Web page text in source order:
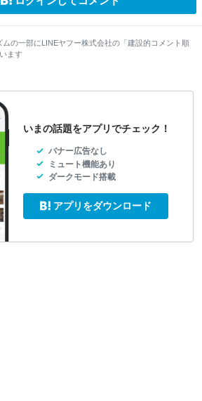
の一部にLINEヤフー株式会社の「建設的コメント順
ます
いまの話題をアプリでチェック！
バナー広告なし
ミュート機能あり
ダークモード搭載
アプリをダウンロード